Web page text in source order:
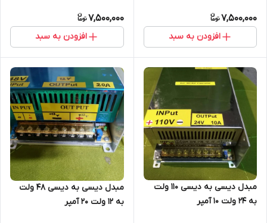
7,500,000
افزودن به سبد
7,500,000
افزودن به سبد
مبدل دیسی به دیسی ۱۱۰ ولت
به ۲۴ ولت ۱۰ آمپر
مبدل دیسی به دیسی ۴۸ ولت
به ۱۲ ولت ۲۰ آمپر